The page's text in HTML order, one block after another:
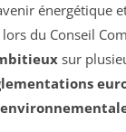
énergétique
du Conseil
sur